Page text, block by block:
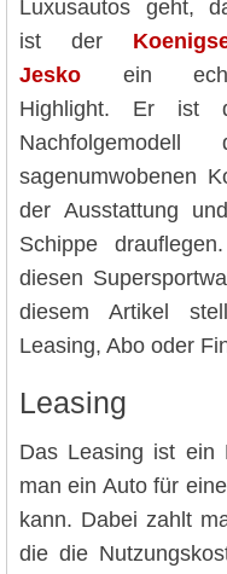
Luxusautos geht,
ist der
Jesko ein
Highlight. Er ist
Nachfolgemodell
sagenumwobenen
der Ausstattung
Schippe
diesen
diesem Artikel
Leasing, Abo oder
Leasing
Das Leasing ist ein
man ein Auto für
kann. Dabei zahlt
die die